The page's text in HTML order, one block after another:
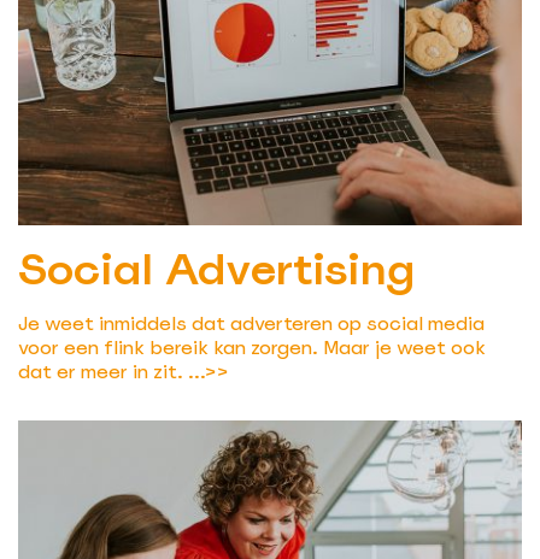
Social Advertising
Je weet inmiddels dat adverteren op social media
voor een flink bereik kan zorgen. Maar je weet ook
dat er meer in zit. ...>>